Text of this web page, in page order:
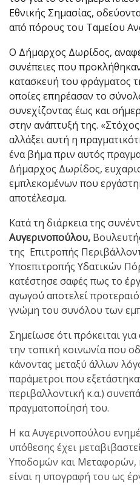
Εθνικής Σημασίας,
από πόρους του Ταμείου
Ο Δήμαρχος Δωρίδος,
συνέπειες που
κατασκευή του φράγματος
οποίες επηρέασαν το
συνεχίζοντας έως και
στην ανάπτυξή της.
αλλάξει αυτή η
ένα βήμα πριν αυτός
Δήμαρχος Δωρίδος,
εμπλεκομένων που
αποτέλεσμα.
Κατά τη διάρκεια της
Αυγερινοπούλου,
της Επιτροπής
Υποεπιτροπής Υδατικών
κατέστησε σαφές πως το
αγωγού αποτελεί
γνώμη του συνόλου των
Σημείωσε ότι πρόκειται
την τοπική κοινωνία που
κάνοντας μεταξύ άλλων
παράμετροι που
περιβαλλοντική κ.α.)
πραγματοποίησή του.
Η κα Αυγερινοπούλου
υπόθεσης έχει
Υποδομών και Μεταφορών,
είναι η υπογραφή του ως